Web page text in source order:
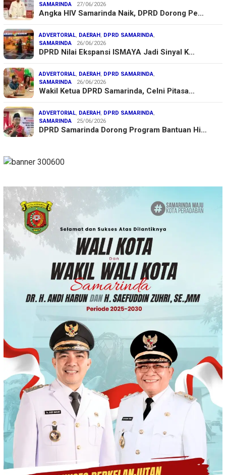
SAMARINDA
27/06/2026
Angka HIV Samarinda Naik, DPRD Dorong Pe…
ADVERTORIAL, DAERAH, DPRD SAMARINDA,
SAMARINDA
26/06/2026
DPRD Nilai Ekspansi ISMAYA Jadi Sinyal K…
ADVERTORIAL, DAERAH, DPRD SAMARINDA,
SAMARINDA
26/06/2026
Wakil Ketua DPRD Samarinda, Celni Pitasa…
ADVERTORIAL, DAERAH, DPRD SAMARINDA,
SAMARINDA
25/06/2026
DPRD Samarinda Dorong Program Bantuan Hi…